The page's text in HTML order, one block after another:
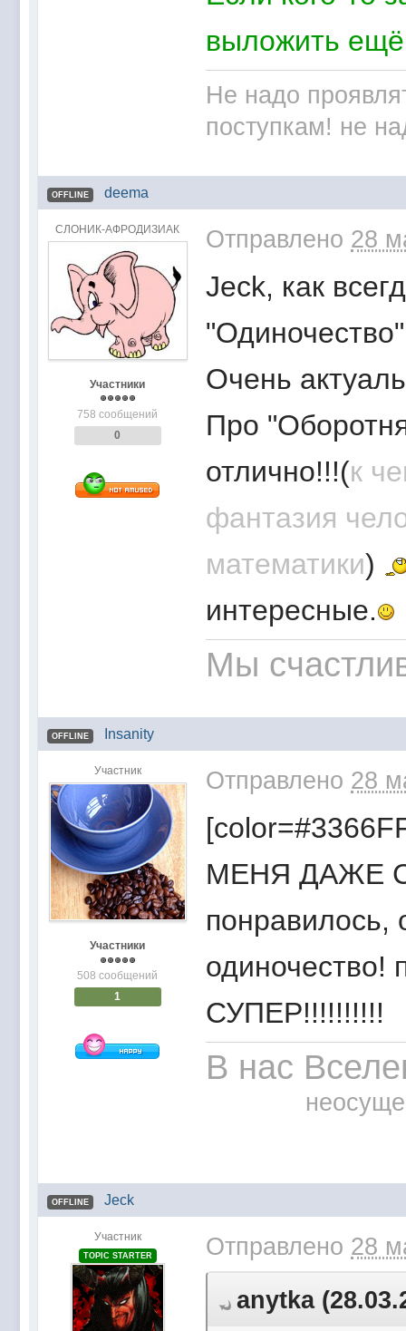
выложить
Не надо
поступкам! не
OFFLINE deema
СЛОНИК-АФРОДИЗИАК
Участники
758 сообщений
0
Отправлено 28
Jeck, как
Очень
Про
отлично!!!(к
фантазия
математики)
интересные.
Мы
OFFLINE Insanity
Участник
Участники
508 сообщений
1
Отправлено 28
МЕНЯ ДАЖЕ
понравилось,
СУПЕР!!!!!!!!!!
В нас
OFFLINE Jeck
Участник
TOPIC STARTER Отправлено 28
anytka